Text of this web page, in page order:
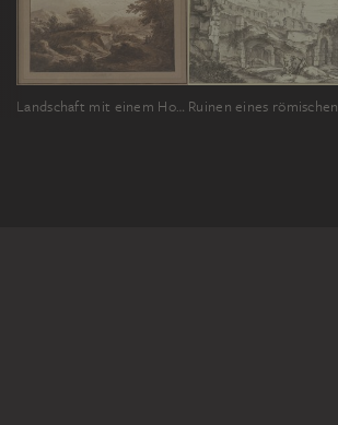
Landschaft mit einem Hohlweg und mehreren Figuren